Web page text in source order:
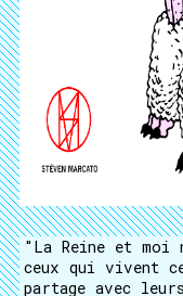
"La Reine et moi
ceux qui vivent
partage avec